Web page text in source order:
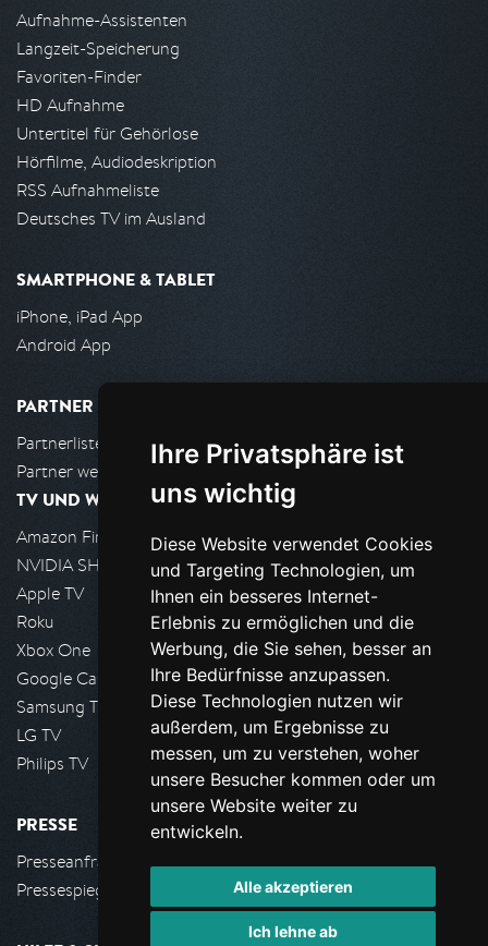
Ihre Privatsphäre ist
uns wichtig
Diese Website verwendet Cookies
und Targeting Technologien, um
Ihnen ein besseres Internet-
Erlebnis zu ermöglichen und die
Werbung, die Sie sehen, besser an
Ihre Bedürfnisse anzupassen.
Diese Technologien nutzen wir
außerdem, um Ergebnisse zu
messen, um zu verstehen, woher
unsere Besucher kommen oder um
unsere Website weiter zu
entwickeln.
Alle akzeptieren
Ich lehne ab
Aufnahme-Assistenten
Langzeit-Speicherung
Favoriten-Finder
HD Aufnahme
Untertitel für Gehörlose
Hörfilme, Audiodeskription
RSS Aufnahmeliste
Deutsches TV im Ausland
SMARTPHONE & TABLET
iPhone, iPad App
Android App
PARTNER
Partnerliste
Partner werden
TV UND WOHNZIMMER
Amazon FireTV
NVIDIA SHIELD, Google TV
Apple TV
Roku
Xbox One
Google Cast
Samsung TV
LG TV
Philips TV
PRESSE
Presseanfrage stellen
Pressespiegel